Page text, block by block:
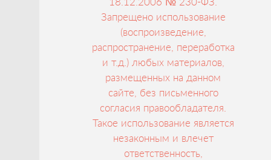
18.12.2006 № 230-ФЗ.
Запрещено использование
(воспроизведение,
распространение, переработка
и т.д.) любых материалов,
размещенных на данном
сайте, без письменного
согласия правообладателя.
Такое использование является
незаконным и влечет
ответственность,